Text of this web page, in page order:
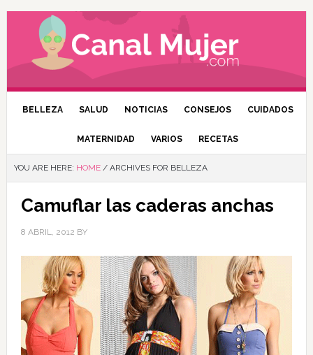
BELLEZA SALUD NOTICIAS CONSEJOS CUIDADOS
MATERNIDAD VARIOS RECETAS
YOU ARE HERE: HOME /ARCHIVES FOR BELLEZA
Camuflar las caderas anchas
8 ABRIL, 2012 BY